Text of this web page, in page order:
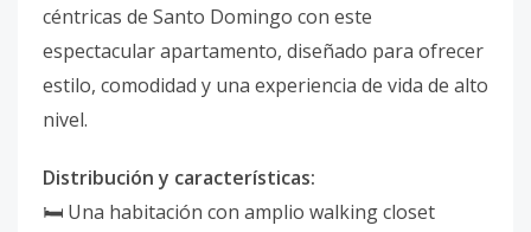
céntricas de Santo Domingo con este
espectacular apartamento, diseñado para ofrecer
estilo, comodidad y una experiencia de vida de alto
nivel.
Distribución y características:
🛏️ Una habitación con amplio walking closet